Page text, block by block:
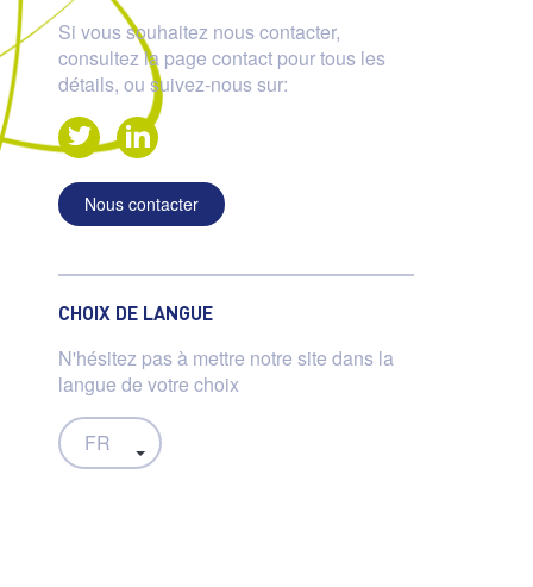
Si vous souhaitez nous contacter,
consultez la page contact pour tous les
détails, ou suivez-nous sur:
Nous contacter
CHOIX DE LANGUE
N'hésitez pas à mettre notre site dans la
langue de votre choix